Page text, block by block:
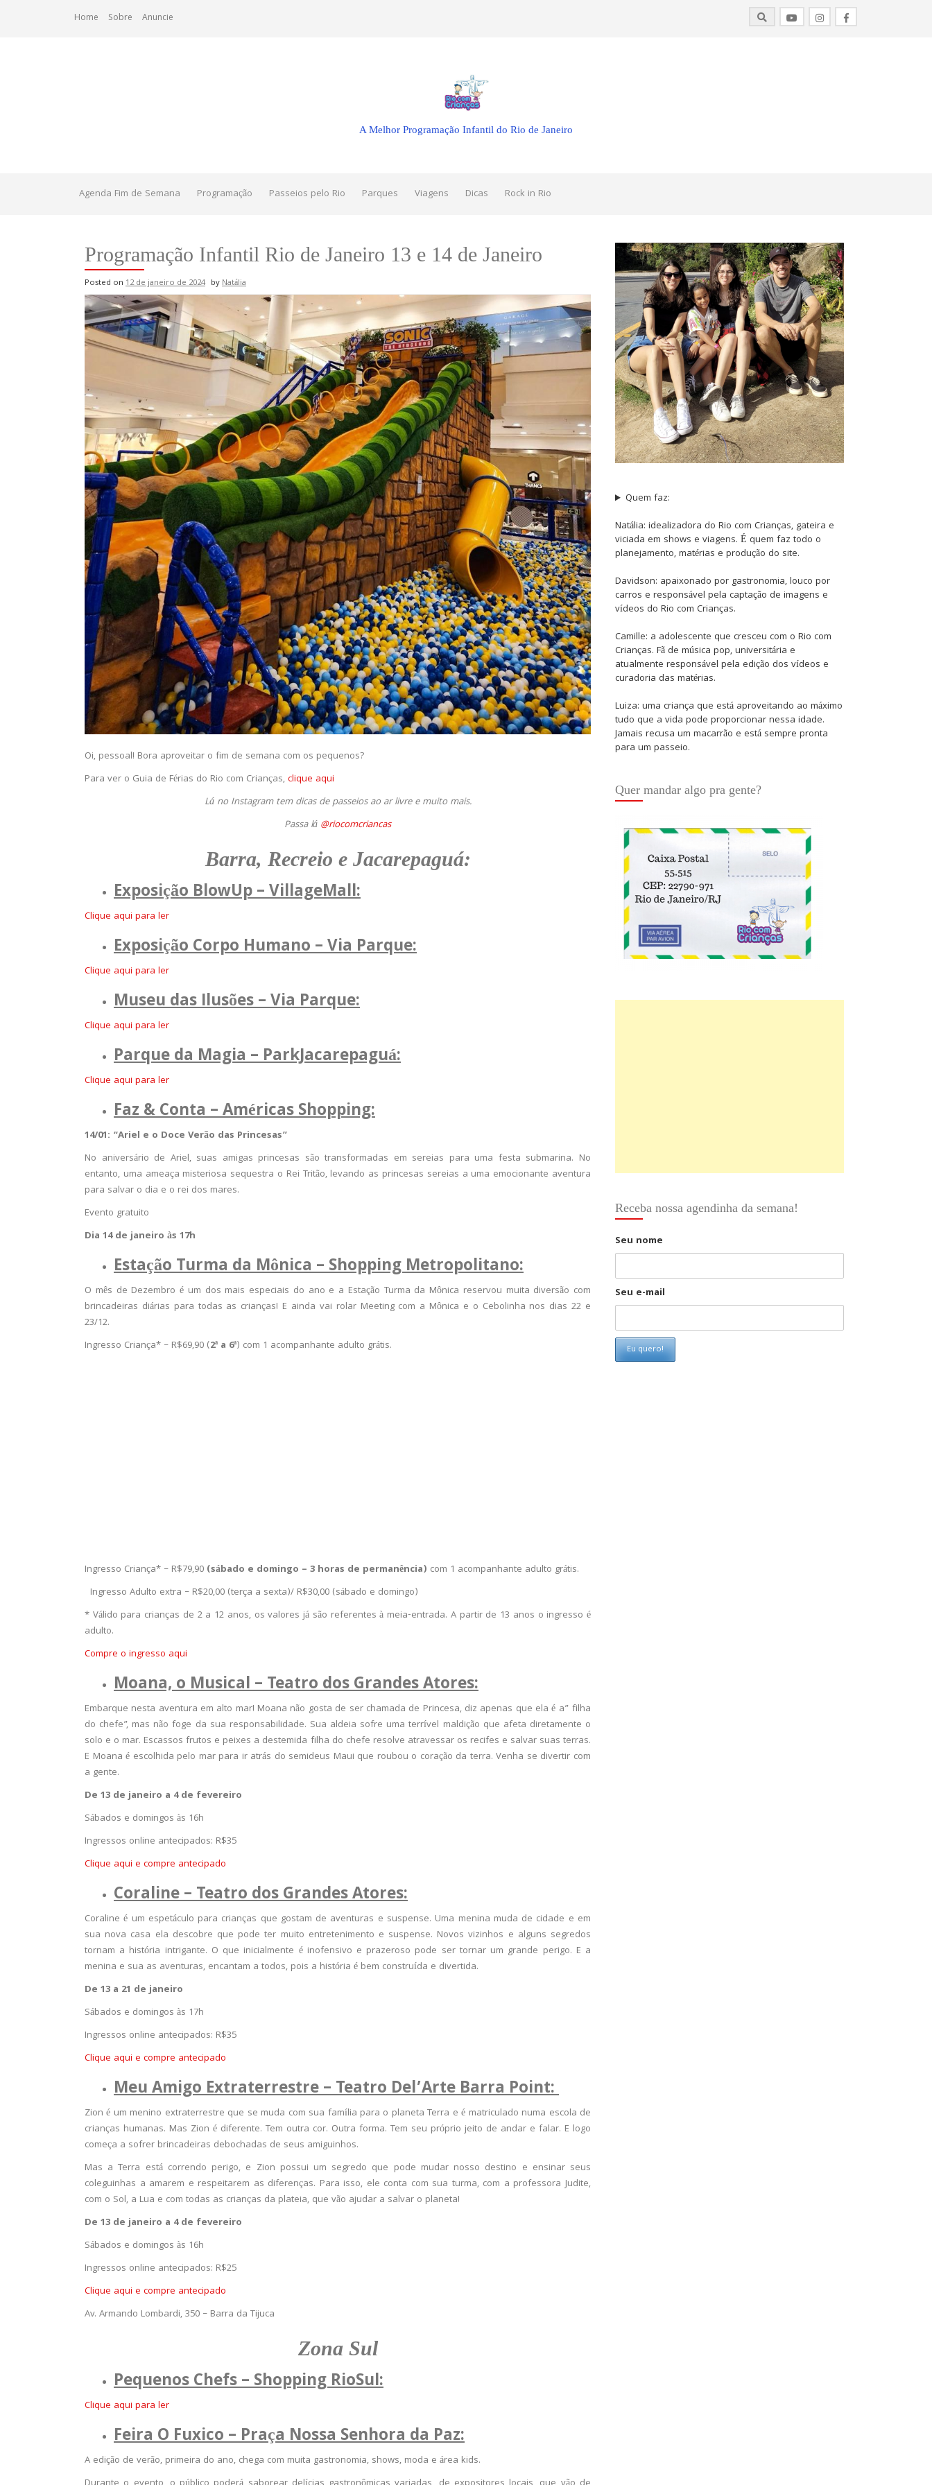
Home Sobre Anuncie
A Melhor Programação Infantil do Rio de Janeiro
Agenda Fim de Semana Programação Passeios pelo Rio Parques Viagens Dicas Rock in Rio
Programação Infantil Rio de Janeiro 13 e 14 de Janeiro
Posted on 12 de janeiro de 2024 byNatália
Oi, pessoal! Bora aproveitar o fim de semana com os pequenos?
Para ver o Guia de Férias do Rio com Crianças,clique aqui
Lá no Instagram tem dicas de passeios ao ar livre e muito mais.
Passa lá @riocomcriancas
Barra, Recreio e Jacarepaguá:
Exposição BlowUp – VillageMall:
Clique aqui para ler
Exposição Corpo Humano – Via Parque:
Clique aqui para ler
Museu das Ilusões – Via Parque:
Clique aqui para ler
Parque da Magia – ParkJacarepaguá:
Clique aqui para ler
Faz & Conta – Américas Shopping:
14/01: “Ariel e o Doce Verão das Princesas”
No aniversário de Ariel, suas amigas princesas são transformadas em sereias para uma festa submarina. No
entanto, uma ameaça misteriosa sequestra o Rei Tritão, levando as princesas sereias a uma emocionante aventura
para salvar o dia e o rei dos mares.
Evento gratuito
Dia 14 de janeiro às 17h
Estação Turma da Mônica – Shopping Metropolitano:
O mês de Dezembro é um dos mais especiais do ano e a Estação Turma da Mônica reservou muita diversão com
brincadeiras diárias para todas as crianças! E ainda vai rolar Meeting com a Mônica e o Cebolinha nos dias 22 e
23/12.
Ingresso Criança* – R$69,90 (2ª a 6ª) com 1 acompanhante adulto grátis.
Ingresso Criança* – R$79,90 (sábado e domingo – 3 horas de permanência) com 1 acompanhante adulto grátis.
Ingresso Adulto extra – R$20,00 (terça a sexta)/ R$30,00 (sábado e domingo)
* Válido para crianças de 2 a 12 anos, os valores já são referentes à meia-entrada. A partir de 13 anos o ingresso é
adulto.
Compre o ingresso aqui
Moana, o Musical – Teatro dos Grandes Atores:
Embarque nesta aventura em alto mar! Moana não gosta de ser chamada de Princesa, diz apenas que ela é a” filha
do chefe”, mas não foge da sua responsabilidade. Sua aldeia sofre uma terrível maldição que afeta diretamente o
solo e o mar. Escassos frutos e peixes a destemida filha do chefe resolve atravessar os recifes e salvar suas terras.
E Moana é escolhida pelo mar para ir atrás do semideus Maui que roubou o coração da terra. Venha se divertir com
a gente.
De 13 de janeiro a 4 de fevereiro
Sábados e domingos às 16h
Ingressos online antecipados: R$35
Clique aqui e compre antecipado
Coraline – Teatro dos Grandes Atores:
Coraline é um espetáculo para crianças que gostam de aventuras e suspense. Uma menina muda de cidade e em
sua nova casa ela descobre que pode ter muito entretenimento e suspense. Novos vizinhos e alguns segredos
tornam a história intrigante. O que inicialmente é inofensivo e prazeroso pode ser tornar um grande perigo. E a
menina e sua as aventuras, encantam a todos, pois a história é bem construída e divertida.
De 13 a 21 de janeiro
Sábados e domingos às 17h
Ingressos online antecipados: R$35
Clique aqui e compre antecipado
Meu Amigo Extraterrestre – Teatro Del’Arte Barra Point:
Zion é um menino extraterrestre que se muda com sua família para o planeta Terra e é matriculado numa escola de
crianças humanas. Mas Zion é diferente. Tem outra cor. Outra forma. Tem seu próprio jeito de andar e falar. E logo
começa a sofrer brincadeiras debochadas de seus amiguinhos.
Mas a Terra está correndo perigo, e Zion possui um segredo que pode mudar nosso destino e ensinar seus
coleguinhas a amarem e respeitarem as diferenças. Para isso, ele conta com sua turma, com a professora Judite,
com o Sol, a Lua e com todas as crianças da plateia, que vão ajudar a salvar o planeta!
De 13 de janeiro a 4 de fevereiro
Sábados e domingos às 16h
Ingressos online antecipados: R$25
Clique aqui e compre antecipado
Av. Armando Lombardi, 350 – Barra da Tijuca
Zona Sul
Pequenos Chefs – Shopping RioSul:
Clique aqui para ler
Feira O Fuxico – Praça Nossa Senhora da Paz:
A edição de verão, primeira do ano, chega com muita gastronomia, shows, moda e área kids.
Quem faz:
Natália: idealizadora do Rio com Crianças, gateira e
viciada em shows e viagens. É quem faz todo o
planejamento, matérias e produção do site.
Davidson: apaixonado por gastronomia, louco por
carros e responsável pela captação de imagens e
vídeos do Rio com Crianças.
Camille: a adolescente que cresceu com o Rio com
Crianças. Fã de música pop, universitária e
atualmente responsável pela edição dos vídeos e
curadoria das matérias.
Luiza: uma criança que está aproveitando ao máximo
tudo que a vida pode proporcionar nessa idade.
Jamais recusa um macarrão e está sempre pronta
para um passeio.
Quer mandar algo pra gente?
Receba nossa agendinha da semana!
Seu nome
Seu e-mail